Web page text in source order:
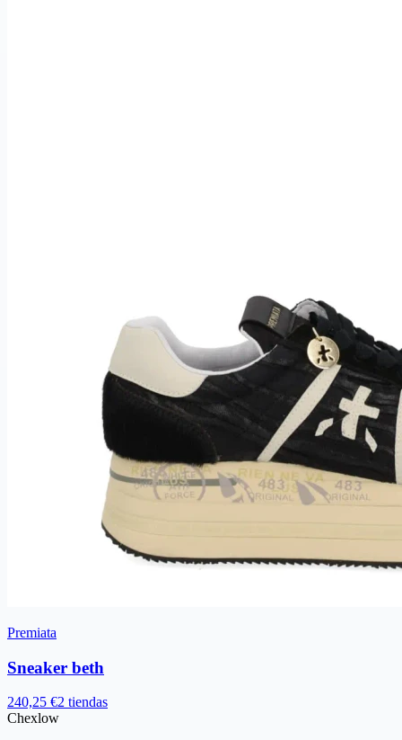
Premiata
Sneaker beth
240,25 €2 tiendas
Chexlow